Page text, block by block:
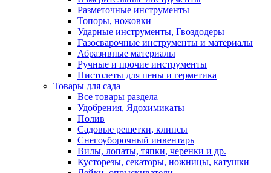
Разметочные инструменты
Топоры, ножовки
Ударные инструменты, Гвоздодеры
Газосварочные инструменты и материалы
Абразивные материалы
Ручные и прочие инструменты
Пистолеты для пены и герметика
Товары для сада
Все товары раздела
Удобрения, Ядохимикаты
Полив
Садовые решетки, клипсы
Снегоуборочный инвентарь
Вилы, лопаты, тяпки, черенки и др.
Кусторезы, секаторы, ножницы, катушки